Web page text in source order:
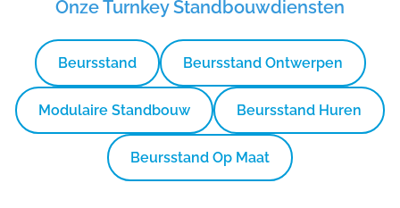
Onze Turnkey Standbouwdiensten
Beursstand Beursstand Ontwerpen
Modulaire Standbouw Beursstand Huren
Beursstand Op Maat